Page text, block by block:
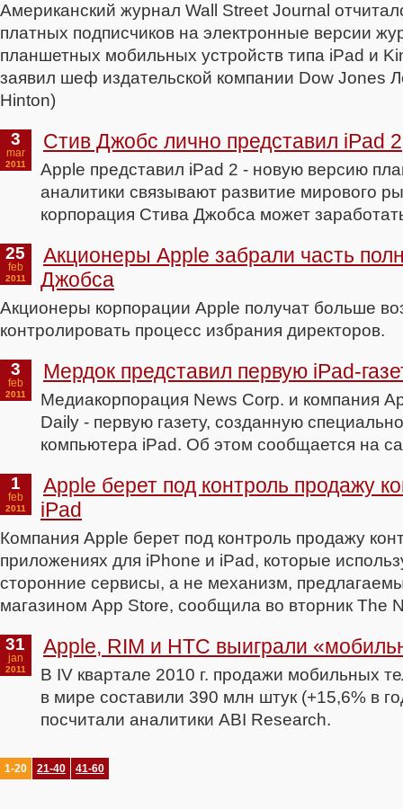
Американский журнал Wall Street Journal
платных подписчиков на электронные версии
планшетных мобильных устройств типа iPad и
заявил шеф издательской компании Dow Jones
Hinton)
3
mar
2011
Стив Джобс лично представил iPad 2
Apple представил iPad 2 - новую версию
аналитики связывают развитие мирового
корпорация Стива Джобса может
25
feb
2011
Акционеры Apple забрали часть
Джобса
Акционеры корпорации Apple получат больше
контролировать процесс избрания директоров.
3
feb
2011
Мердок представил первую iPad-
Медиакорпорация News Corp. и компания
Daily - первую газету, созданную
компьютера iPad. Об этом сообщается на
1
feb
2011
Apple берет под контроль продажу
iPad
Компания Apple берет под контроль продажу
приложениях для iPhone и iPad, которые
сторонние сервисы, а не механизм,
магазином App Store, сообщила во вторник The
31
jan
2011
Apple, RIM и HTC выиграли
В IV квартале 2010 г. продажи мобильных
в мире составили 390 млн штук (+15,6% в
посчитали аналитики ABI Research.
1-20 21-40 41-60